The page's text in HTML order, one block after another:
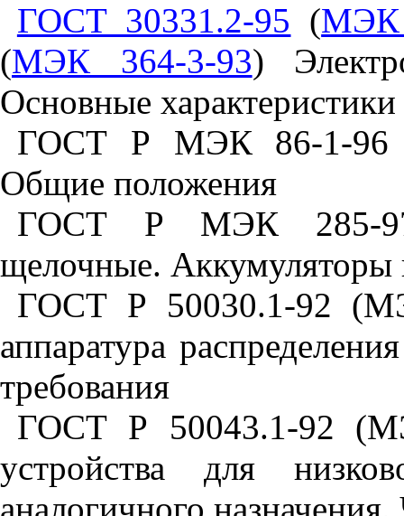
ГОСТ 30331.2-95 (МЭК
(МЭК 364-3-93)
Основные характеристики
ГОСТ Р МЭК 86-1-96
Общие положения
ГОСТ Р МЭК 285-97
щелочные. Аккумуляторы
ГОСТ Р 50030.1-92
аппаратура
требования
ГОСТ Р 50043.1-92
устройства для